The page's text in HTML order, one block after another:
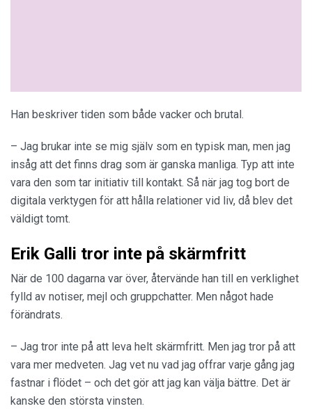
Han beskriver tiden som både vacker och brutal.
– Jag brukar inte se mig själv som en typisk man, men jag
insåg att det finns drag som är ganska manliga. Typ att inte
vara den som tar initiativ till kontakt. Så när jag tog bort de
digitala verktygen för att hålla relationer vid liv, då blev det
väldigt tomt.
Erik Galli tror inte på skärmfritt
När de 100 dagarna var över, återvände han till en verklighet
fylld av notiser, mejl och gruppchatter. Men något hade
förändrats.
– Jag tror inte på att leva helt skärmfritt. Men jag tror på att
vara mer medveten. Jag vet nu vad jag offrar varje gång jag
fastnar i flödet – och det gör att jag kan välja bättre. Det är
kanske den största vinsten.